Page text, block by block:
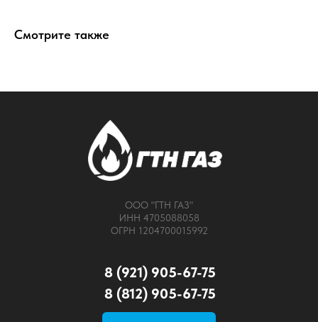
Смотрите также
8 (812) 905-67-75
ООО "ГТН ГАЗ"
ИНН 4705088058
ОГРН 1204700015992
8 (921) 905-67-75